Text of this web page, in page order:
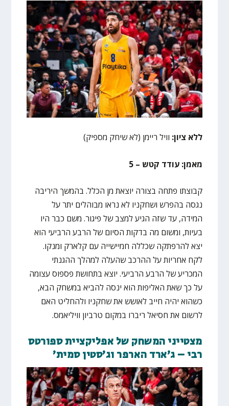
ללא ציון: וויל ריימן (לא שיחק מספיק)
מאמן: עודד קטש – 5
קבוצתו פתחה בצורה יוצאת מן הכלל. בהמשך היריבה
נגסה בהפרש ושחקניו לא נראו מבוהלים יתר על
המידה, עד שזה הגיע למצב של פיגור. משם כבר היו
בעיות, ומשום מה בדקות הסיום של הרבע הרביעי הוא
יצא להרפתקה שכללה חמיישייה עם קלארק ומנקו.
לקח אחריות על ההרכב שהעלה למהלך ההגנתי
המכריע של הרבע הרביעי. יוצא בתחושת פספוס עצומה
על כך שאת האליפות הוא ינסה להביא במשחק הבא,
כשהוא יהיה חייב לאושש את שחקניו ולהחליט האם
לרשום את חסיאל ריברו במקום טרביון וויליאמס.
מצטייני המשחק של אפליקציית ספורטס
רבי – ג'ארד הארפר וג'סטין סמית'